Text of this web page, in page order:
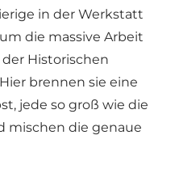
in der Werkstatt
die massive Arbeit
Historischen
brennen sie eine
jede so groß wie die
mischen die genaue